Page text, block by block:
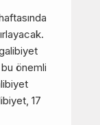
önemli
17